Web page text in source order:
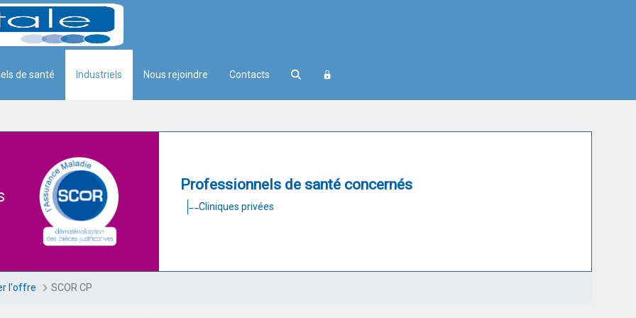
de santé Industriels Nous rejoindre Contacts
Professionnels de santé concernés
Cliniques privées
l'offre SCOR CP